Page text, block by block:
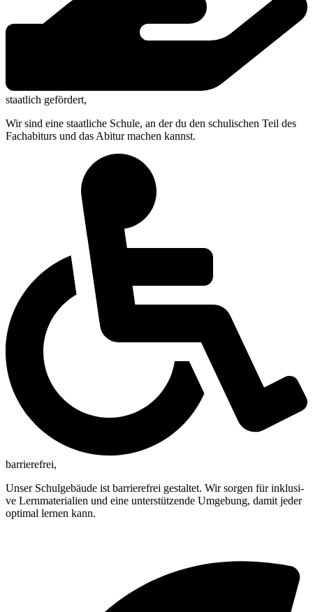
staat­lich gefördert,
Wir sind eine staat­li­che Schu­le, an der du den schu­li­schen Teil des
Fach­ab­iturs und das Abitur machen kannst.
barrierefrei,
Unser Schul­ge­bäu­de ist bar­rie­re­frei gestal­tet. Wir sor­gen für inklu­si­
ve Lern­ma­te­ria­li­en und eine unter­stüt­zen­de Umge­bung, damit jeder
opti­mal ler­nen kann.